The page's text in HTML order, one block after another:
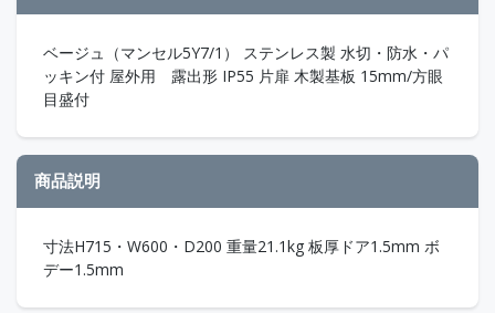
ベージュ（マンセル5Y7/1） ステンレス製 水切・防水・パ
ッキン付 屋外用 露出形 IP55 片扉 木製基板 15mm/方眼
目盛付
商品説明
寸法H715・W600・D200 重量21.1kg 板厚ドア1.5mm ボ
デー1.5mm